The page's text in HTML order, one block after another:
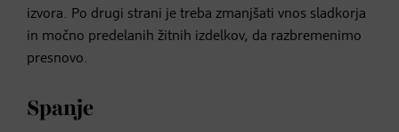
izvora. Po drugi strani je treba zmanjšati vnos sladkorja
in močno predelanih žitnih izdelkov, da razbremenimo
presnovo.
Spanje